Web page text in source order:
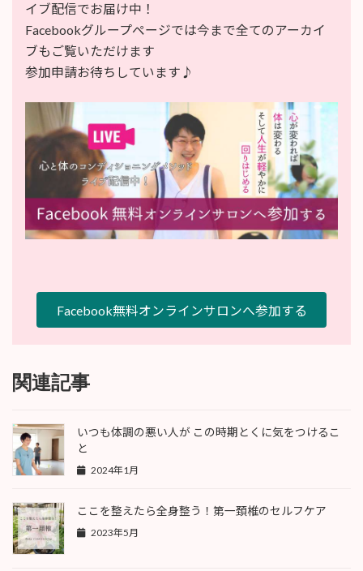
イブ配信でお届け中！
Facebookグループページでは今まで全てのアーカイ
ブもご覧いただけます
参加申請お待ちしています♪
Facebook無料オンラインサロンへ参加する
関連記事
いつも体調の悪い人が この時期とくに気をつけるこ
と
2024年1月
ここを整えたら全身整う！第一頚椎のセルフケア
2023年5月